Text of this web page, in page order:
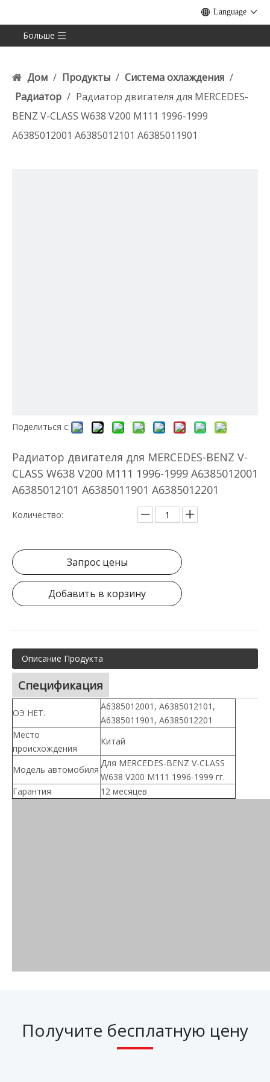
Language
Больше
Дом / Продукты / Система охлаждения /
Радиатор / Радиатор двигателя для MERCEDES-
BENZ V-CLASS W638 V200 M111 1996-1999
A6385012001 A6385012101 A6385011901
Поделиться с:
Радиатор двигателя для MERCEDES-BENZ V-
CLASS W638 V200 M111 1996-1999 A6385012001
A6385012101 A6385011901 A6385012201
Количество:
Запрос цены
Добавить в корзину
Описание Продукта
Спецификация
ОЭ НЕТ.
А6385012001, А6385012101,
А6385011901, А6385012201
Место
происхождения
Китай
Модель автомобиля
Для MERCEDES-BENZ V-CLASS
W638 V200 M111 1996-1999 гг.
Гарантия
12 месяцев
Получите бесплатную цену